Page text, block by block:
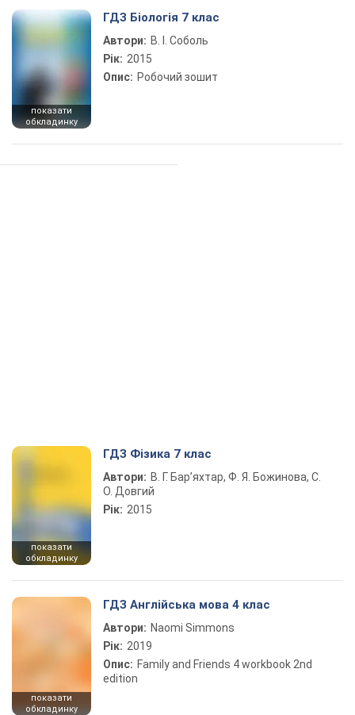
показати
обкладинку
ГДЗ Біологія 7 клас
Автори: В. І. Соболь
Рік: 2015
Опис: Робочий зошит
показати
обкладинку
ГДЗ Фізика 7 клас
Автори: В. Г. Бар’яхтар, Ф. Я. Божинова, С.
О. Довгий
Рік: 2015
показати
обкладинку
ГДЗ Англійська мова 4 клас
Автори: Naomi Simmons
Рік: 2019
Опис: Family and Friends 4 workbook 2nd
edition